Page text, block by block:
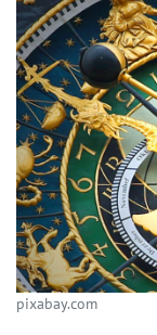
pixabay.com